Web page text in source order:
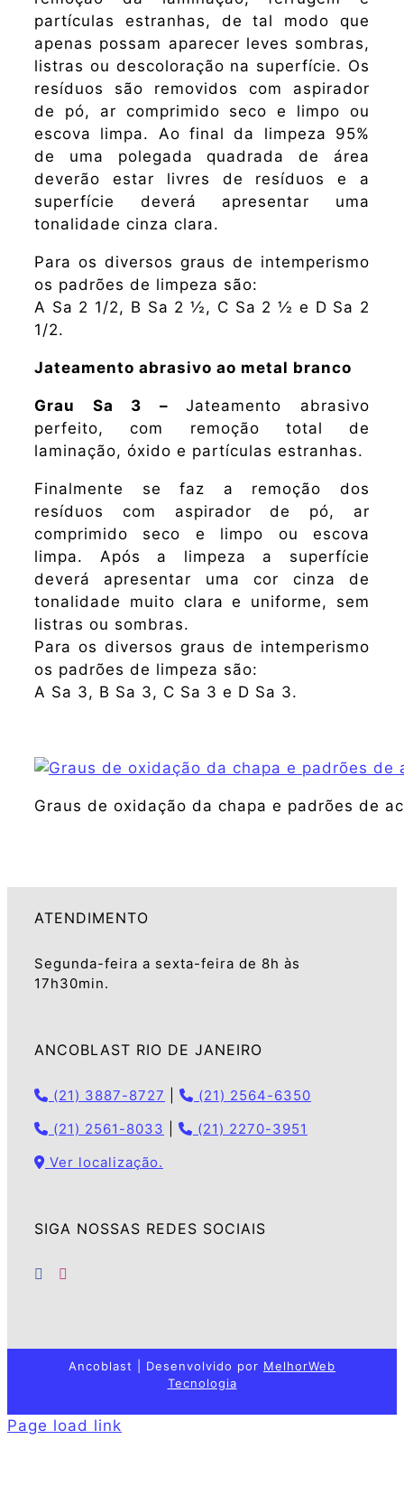
partículas estranhas, de tal modo que
apenas possam aparecer leves sombras,
listras ou descoloração na superfície. Os
resíduos são removidos com aspirador
de pó, ar comprimido seco e limpo ou
escova limpa. Ao final da limpeza 95%
de uma polegada quadrada de área
deverão estar livres de resíduos e a
superfície deverá apresentar uma
tonalidade cinza clara.
Para os diversos graus de intemperismo
os padrões de limpeza são:
A Sa 2 1/2, B Sa 2 ½, C Sa 2 ½ e D Sa 2
1/2.
Jateamento abrasivo ao metal branco
Grau Sa 3 –Jateamento abrasivo
perfeito, com remoção total de
laminação, óxido e partículas estranhas.
Finalmente se faz a remoção dos
resíduos com aspirador de pó, ar
comprimido seco e limpo ou escova
limpa. Após a limpeza a superfície
deverá apresentar uma cor cinza de
tonalidade muito clara e uniforme, sem
listras ou sombras.
Para os diversos graus de intemperismo
os padrões de limpeza são:
A Sa 3, B Sa 3, C Sa 3 e D Sa 3.
Graus de oxidação da chapa e padrões de
ATENDIMENTO
Segunda-feira a sexta-feira de 8h às
17h30min.
ANCOBLAST RIO DE JANEIRO
(21) 3887-8727
(21) 2564-6350
(21) 2561-8033
(21) 2270-3951
Ver localização.
SIGA NOSSAS REDES SOCIAIS
Ancoblast | Desenvolvido por MelhorWeb
Tecnologia
Page load link